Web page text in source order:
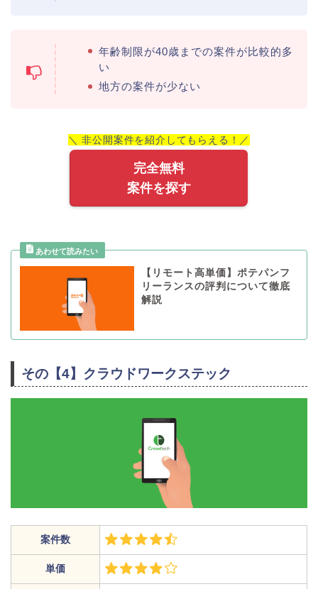
年齢制限が40歳までの案件が比較的多
い
地方の案件が少ない
＼ 非公開案件を紹介してもらえる！／
完全無料
案件を探す
【リモート高単価】ポテパンフ
リーランスの評判について徹底
解説
その【4】クラウドワークステック
案件数
単価